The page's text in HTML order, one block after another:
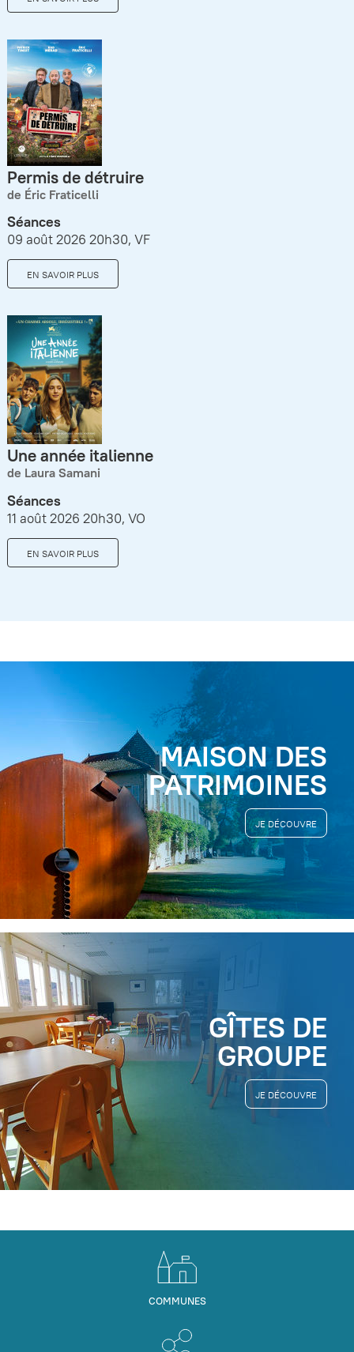
Permis de détruire
de Éric Fraticelli
Séances
09 août 2026 20h30, VF
EN SAVOIR PLUS
Une année italienne
de Laura Samani
Séances
11 août 2026 20h30, VO
EN SAVOIR PLUS
MAISON DES
PATRIMOINES
JE DÉCOUVRE
GÎTES DE
GROUPE
JE DÉCOUVRE
COMMUNES